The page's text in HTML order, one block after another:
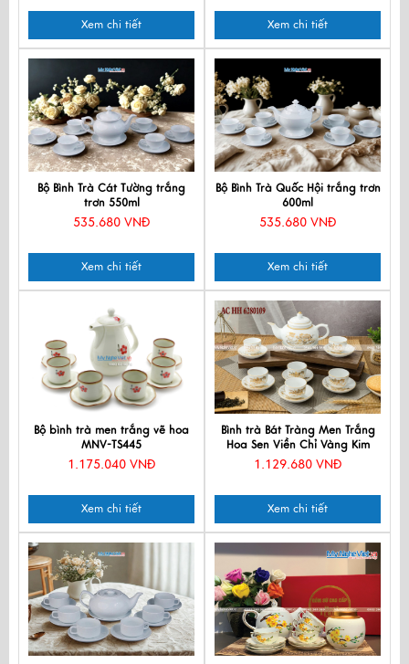
Xem chi tiết Xem chi tiết
Bộ Bình Trà Cát Tường trắng
trơn 550ml
535.680 VNĐ
Xem chi tiết
Bộ Bình Trà Quốc Hội trắng trơn
600ml
535.680 VNĐ
Xem chi tiết
Bộ bình trà men trắng vẽ hoa
MNV-TS445
1.175.040 VNĐ
Xem chi tiết
Bình trà Bát Tràng Men Trắng
Hoa Sen Viền Chỉ Vàng Kim
1.129.680 VNĐ
Xem chi tiết